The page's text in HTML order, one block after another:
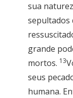
sua
sepultados
grande
mortos. 13
seus
humana.